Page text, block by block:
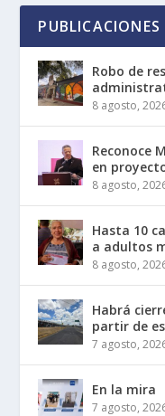
PUBLICACIONES
Robo de
8 agosto,
Reconoce
en
8 agosto,
Hasta 10
a adultos
8 agosto,
Habrá
partir de
7 agosto,
En la mira
7 agosto,